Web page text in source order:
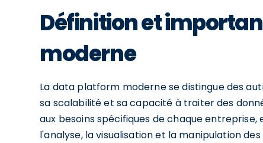
Définition et
moderne
La data platform moderne se distingue des
sa scalabilité et sa capacité à traiter des
aux besoins spécifiques de chaque
l'analyse, la visualisation et la manipulation des